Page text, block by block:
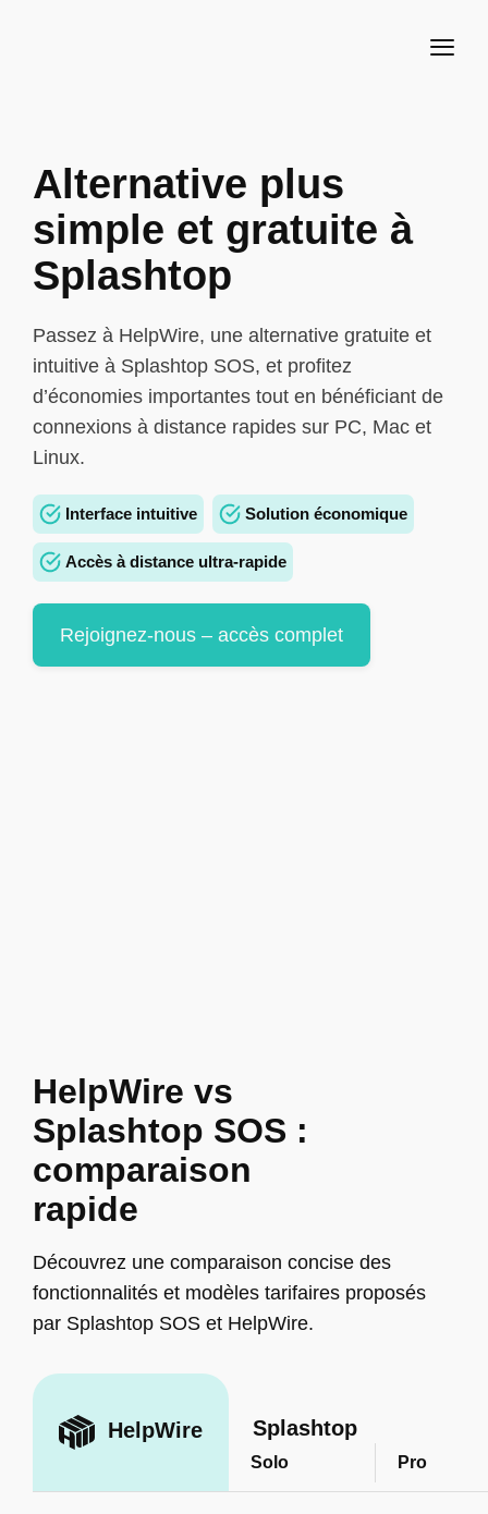
Alternative plus
simple et gratuite à
Splashtop
Passez à HelpWire, une alternative gratuite et
intuitive à Splashtop SOS, et profitez
d’économies importantes tout en bénéficiant de
connexions à distance rapides sur PC, Mac et
Linux.
Interface intuitive Solution économique
Accès à distance ultra-rapide
Rejoignez-nous – accès complet
HelpWire vs
Splashtop SOS :
comparaison
rapide
Découvrez une comparaison concise des
fonctionnalités et modèles tarifaires proposés
par Splashtop SOS et HelpWire.
HelpWire Splashtop
Solo Pro